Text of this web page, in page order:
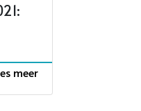
meer